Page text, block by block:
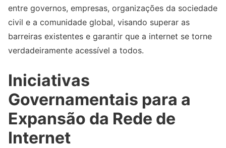
entre governos, empresas, organizações da sociedade
civil e a comunidade global, visando superar as
barreiras existentes e garantir que a internet se torne
verdadeiramente acessível a todos.
Iniciativas
Governamentais para a
Expansão da Rede de
Internet